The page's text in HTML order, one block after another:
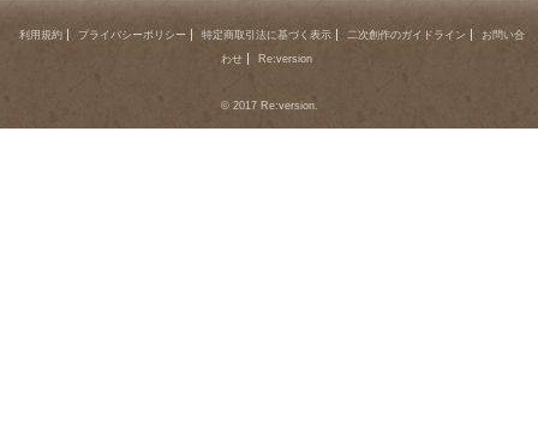
利用規約 プライバシーポリシー 特定商取引法に基づく表示 二次創作のガイドライン
お問い合
わせ
Re:version
© 2017 Re:version.